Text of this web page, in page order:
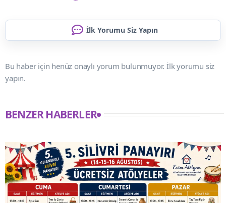
İlk Yorumu Siz Yapın
Bu haber için henüz onaylı yorum bulunmuyor. İlk yorumu siz
yapın.
BENZER HABERLER